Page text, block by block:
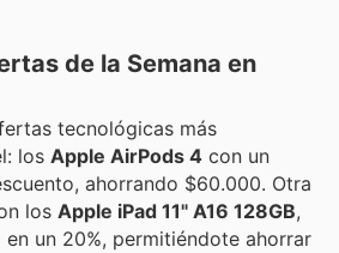
de la Semana en
tecnológicas más
los Apple AirPods 4 con un
ahorrando $60.000. Otra
los Apple iPad 11" A16 128GB,
un 20%, permitiéndote ahorrar